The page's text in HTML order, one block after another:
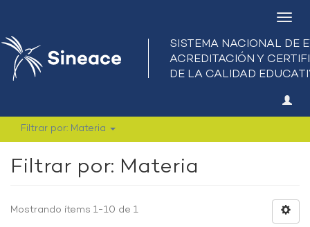
Filtrar por: Materia
Filtrar por: Materia
Mostrando ítems 1-10 de 1